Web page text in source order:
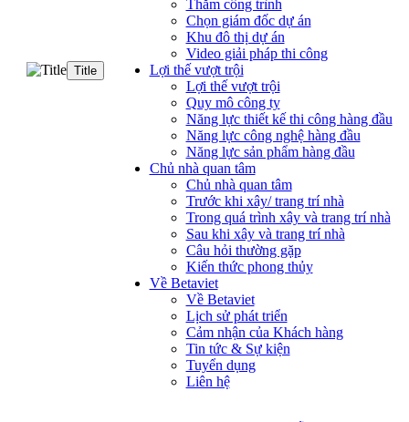
Title
Thăm công trình
Chọn giám đốc dự án
Khu đô thị dự án
Video giải pháp thi công
Lợi thế vượt trội
Lợi thế vượt trội
Quy mô công ty
Năng lực thiết kế thi công hàng đầu
Năng lực công nghệ hàng đầu
Năng lực sản phẩm hàng đầu
Chủ nhà quan tâm
Chủ nhà quan tâm
Trước khi xây/ trang trí nhà
Trong quá trình xây và trang trí nhà
Sau khi xây và trang trí nhà
Câu hỏi thường gặp
Kiến thức phong thủy
Về Betaviet
Về Betaviet
Lịch sử phát triển
Cảm nhận của Khách hàng
Tin tức & Sự kiện
Tuyển dụng
Liên hệ